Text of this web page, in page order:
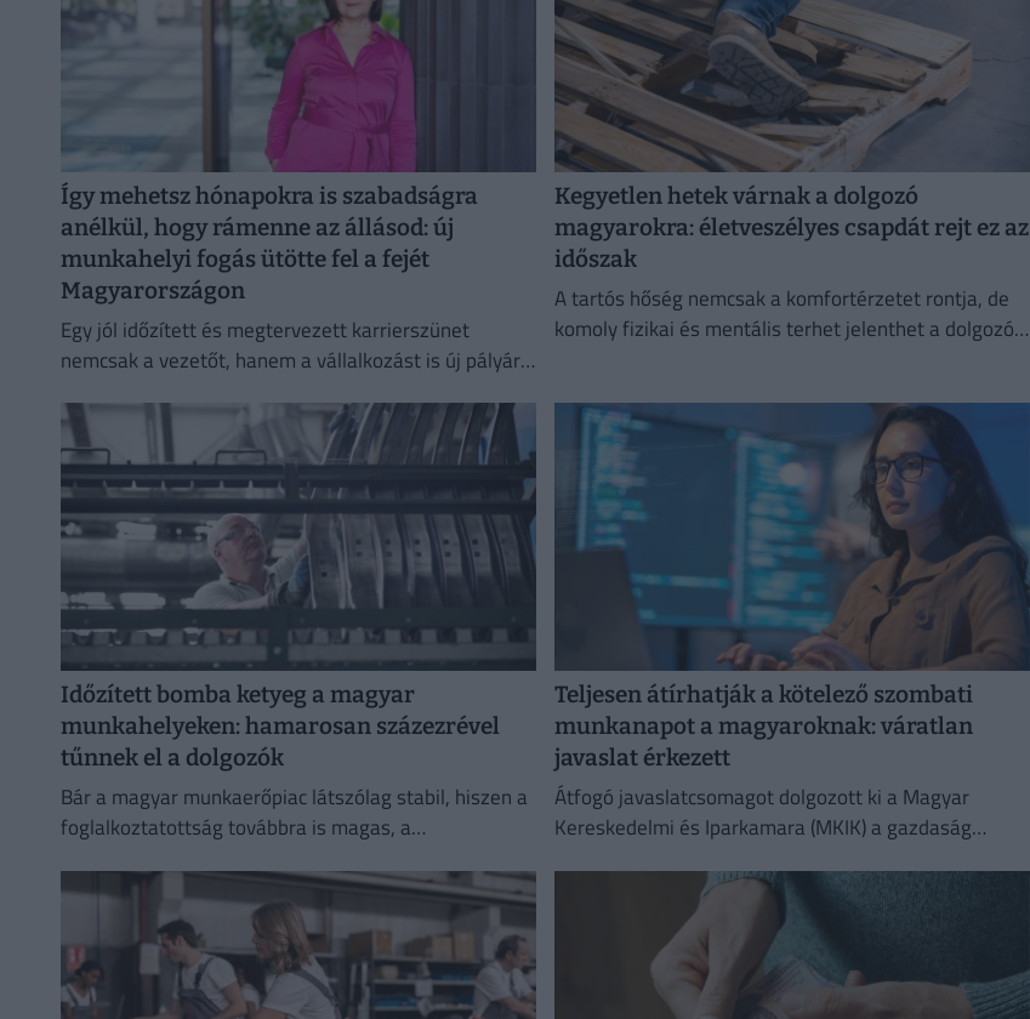
Így mehetsz hónapokra is szabadságra
anélkül, hogy rámenne az állásod: új
munkahelyi fogás ütötte fel a fejét
Magyarországon
Egy jól időzített és megtervezett karrierszünet
nemcsak a vezetőt, hanem a vállalkozást is új pályára
Kegyetlen hetek várnak a dolgozó
magyarokra: életveszélyes csapdát rejt ez az
időszak
A tartós hőség nemcsak a komfortérzetet rontja, de
komoly fizikai és mentális terhet jelenthet a dolgozók
Időzített bomba ketyeg a magyar
munkahelyeken: hamarosan százezrével
tűnnek el a dolgozók
Bár a magyar munkaerőpiac látszólag stabil, hiszen a
foglalkoztatottság továbbra is magas, a
mértékben.
Teljesen átírhatják a kötelező szombati
munkanapot a magyaroknak: váratlan
javaslat érkezett
Átfogó javaslatcsomagot dolgozott ki a Magyar
Kereskedelmi és Iparkamara (MKIK) a gazdaság
energiaválság kezelése érdekében.